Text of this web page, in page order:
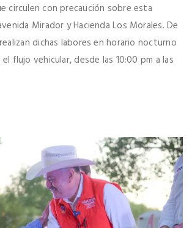
circulen con precaución sobre esta
Mirador y Hacienda Los Morales. De
dichas labores en horario nocturno
flujo vehicular, desde las 10:00 pm a las